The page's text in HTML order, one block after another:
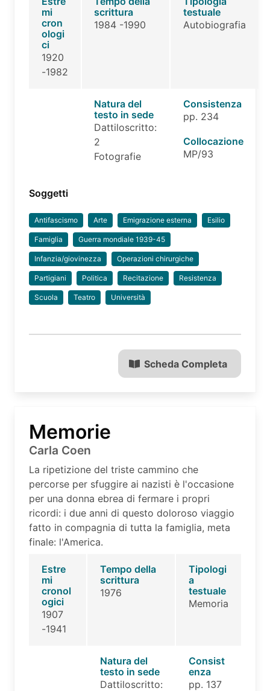
mi
cron
ologi
ci
1920
-1982
scrittura
1984 -1990
testuale
Autobiografia
Natura del
testo in sede
Dattiloscritto:
2
Fotografie
Consistenza
pp. 234
Collocazione
MP/93
Soggetti
Antifascismo Arte Emigrazione esterna Esilio
Famiglia Guerra mondiale 1939-45
Infanzia/giovinezza Operazioni chirurgiche
Partigiani Politica Recitazione Resistenza
Scuola Teatro Università
Scheda Completa
Memorie
Carla Coen
La ripetizione del triste cammino che
percorse per sfuggire ai nazisti è l'occasione
per una donna ebrea di fermare i propri
ricordi: i due anni di questo doloroso viaggio
fatto in compagnia di tutta la famiglia, meta
finale: l'America.
Estre
mi
cronol
ogici
1907
-1941
Tempo della
scrittura
1976
Tipologi
a
testuale
Memoria
Natura del
testo in sede
Dattiloscritto:
Consist
enza
pp. 137